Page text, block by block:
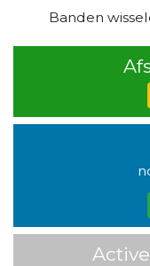
Banden